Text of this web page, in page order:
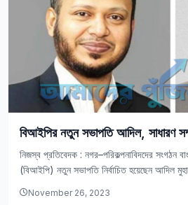
বিআইপির নতুন সভাপতি আদিল, সাধারণ
নিজস্ব প্রতিবেদক : নগর–পরিকল্পনাবিদদের সংগঠন
(বিআইপি) নতুন সভাপতি নির্বাচিত হয়েছেন আদিল
November 26, 2023